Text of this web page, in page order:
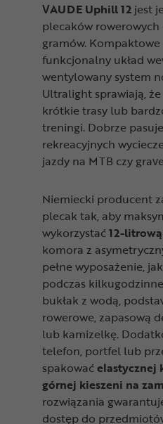
VAUDE Uphill 12 jest
plecaków
gramów. Kompaktowe
funkcjonalny układ
wentylowany system
Ultralight sprawiają,
krótkie trasy lub
treningi. Dobrze
rekreacyjnych
jazdy na MTB czy
Niemiecki producent
plecak tak, aby
wykorzystać12-
komora z
pełne wyposażenie,
podczas
bukłak z wodą,
rowerowe, zapasową
lub kamizelkę.
telefon, portfel lub
spakowaćelastycznej
górnej kieszeni na
rozwiązania
dostęp do